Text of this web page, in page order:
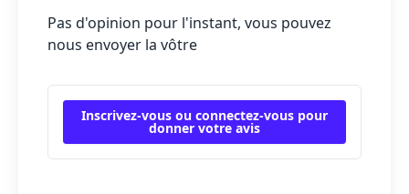
Pas d'opinion pour l'instant, vous pouvez
nous envoyer la vôtre
Inscrivez-vous ou connectez-vous pour
donner votre avis